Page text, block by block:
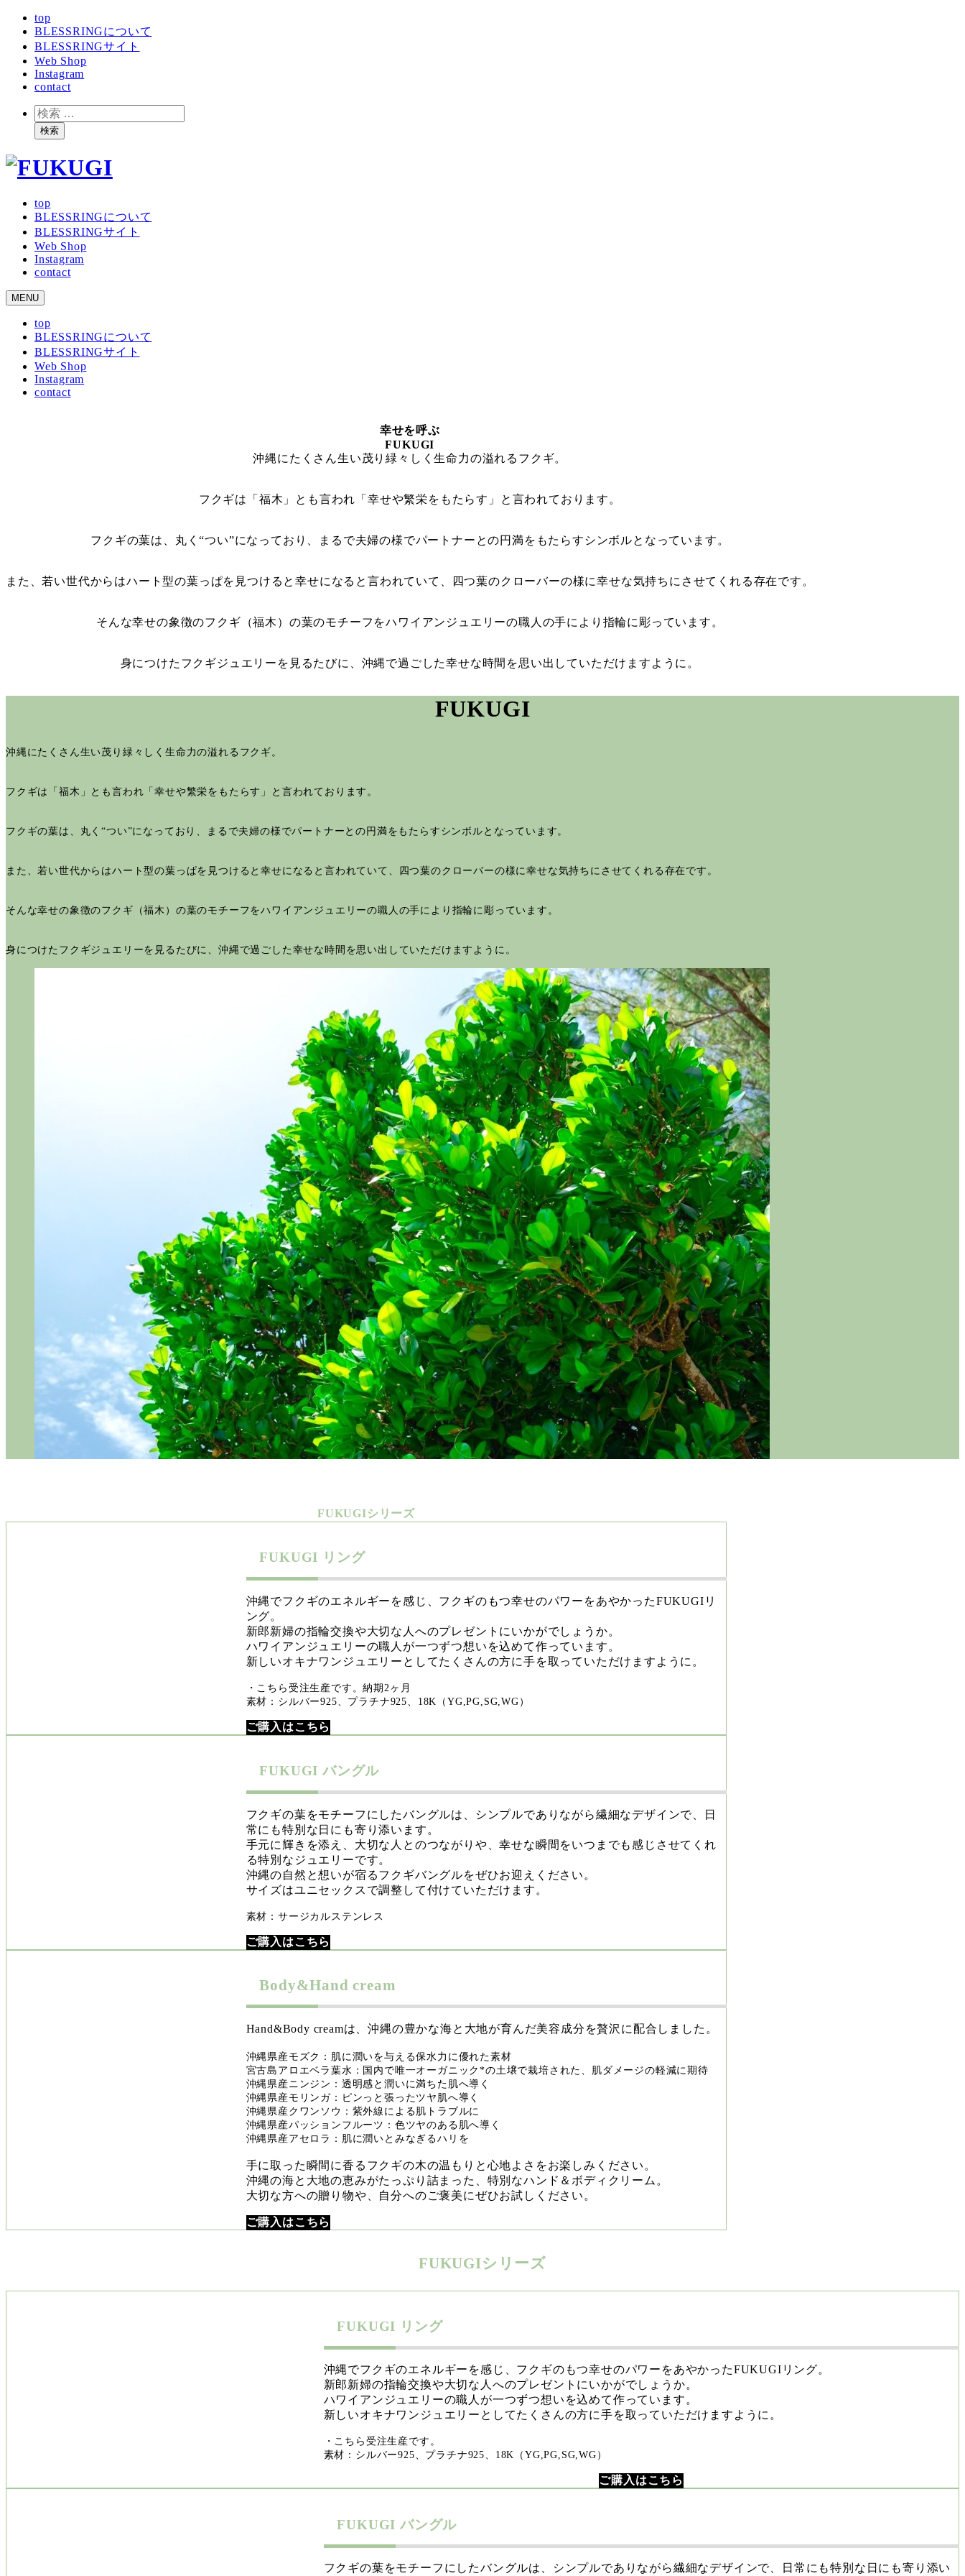
移
動
top
BLESSRINGについて
BLESSRINGサイト
Web Shop
Instagram
contact
検
索検索
top
BLESSRINGについて
BLESSRINGサイト
Web Shop
Instagram
contact
MENU
top
BLESSRINGについて
BLESSRINGサイト
Web Shop
Instagram
contact
幸せを呼ぶ
FUKUGI
沖縄にたくさん生い茂り緑々しく生命力の溢れるフクギ。
フクギは「福木」とも言われ「幸せや繁栄をもたらす」と言われております。
フクギの葉は、丸く“つい”になっており、まるで夫婦の様でパートナーとの円満をもたらすシンボルとなっています。
また、若い世代からはハート型の葉っぱを見つけると幸せになると言われていて、四つ葉のクローバーの様に幸せな気持ちにさせてくれる存在です。
そんな幸せの象徴のフクギ（福木）の葉のモチーフをハワイアンジュエリーの職人の手により指輪に彫っています。
身につけたフクギジュエリーを見るたびに、沖縄で過ごした幸せな時間を思い出して いただけますように。
FUKUGI
沖縄にたくさん生い茂り緑々しく生命力の溢れるフクギ。
フクギは「福木」とも言われ「幸せや繁栄をもたらす」と言われております。
フクギの葉は、丸く“つい”になっており、まるで夫婦の様でパートナーとの円満をもたらすシンボルとなっています。
また、若い世代からはハート型の葉っぱを見つけると幸せになると言われていて、四つ葉のクローバーの様に幸せな気持ちにさせてくれる存在です。
そんな幸せの象徴のフクギ（福木）の葉のモチーフをハワイアンジュエリーの職人の手により指輪に彫っています。
身につけたフクギジュエリーを見るたびに、沖縄で過ごした幸せな時間を思い出していただけますように。
FUKUGIシリーズ
FUKUGI リング
沖縄でフクギのエネルギーを感じ、フクギのもつ幸せのパワーをあやかったFUKUGIリ
ング。
新郎新婦の指輪交換や大切な人へのプレゼントにいかがでしょうか。
ハワイアンジュエリーの職人が一つずつ想いを込めて作っています。
新しいオキナワンジュエリーとしてたくさんの方に手を取っていただけますように。
・こちら受注生産です。納期2ヶ月
素材：シルバー925、プラチナ925、18K（YG,PG,SG,WG）
ご購入はこちら
FUKUGI バングル
フクギの葉をモチーフにしたバングルは、シンプルでありながら繊細なデザインで、日
常にも特別な日にも寄り添います。
手元に輝きを添え、大切な人とのつながりや、幸せな瞬間をいつまでも感じさせてくれ
る特別なジュエリーです。
沖縄の自然と想いが宿るフクギバングルをぜひお迎えください。
サイズはユニセックスで調整して付けていただけます。
素材：サージカルステンレス
ご購入はこちら
Body&Hand cream
Hand&Body creamは、沖縄の豊かな海と大地が育んだ美容成分を贅沢に配合しました。
沖縄県産モズク：肌に潤いを与える保水力に優れた素材
宮古島アロエベラ葉水：国内で唯一オーガニック*の土壌で栽培された、肌ダメージの軽減に期待
沖縄県産ニンジン：透明感と潤いに満ちた肌へ導く
沖縄県産モリンガ：ピンっと張ったツヤ肌へ導く
沖縄県産クワンソウ：紫外線による肌トラブルに
沖縄県産パッションフルーツ：色ツヤのある肌へ導く
沖縄県産アセロラ：肌に潤いとみなぎるハリを
手に取った瞬間に香るフクギの木の温もりと心地よさをお楽しみください。
沖縄の海と大地の恵みがたっぷり詰まった、特別なハンド＆ボディクリーム。
大切な方への贈り物や、自分へのご褒美にぜひお試しください。
ご購入はこちら
FUKUGIシリーズ
FUKUGI リング
沖縄でフクギのエネルギーを感じ、フクギのもつ幸せのパワーをあやかったFUKUGIリング。
新郎新婦の指輪交換や大切な人へのプレゼントにいかがでしょうか。
ハワイアンジュエリーの職人が一つずつ想いを込めて作っています。
新しいオキナワンジュエリーとしてたくさんの方に手を取っていただけますように。
・こちら受注生産です。
素材：シルバー925、プラチナ925、18K（YG,PG,SG,WG）
ご購入はこちら
FUKUGI バングル
フクギの葉をモチーフにしたバングルは、シンプルでありながら繊細なデザインで、日常にも特別な日にも寄り添い